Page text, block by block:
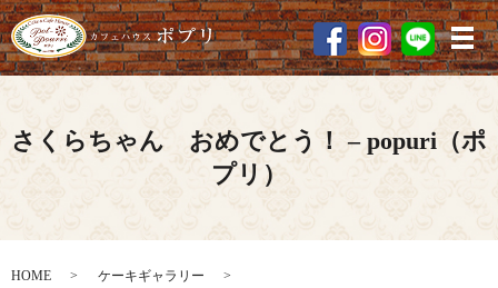
メ
さくらちゃん おめでとう！ – popuri（ポ
プリ）
HOME
ケーキギャラリー